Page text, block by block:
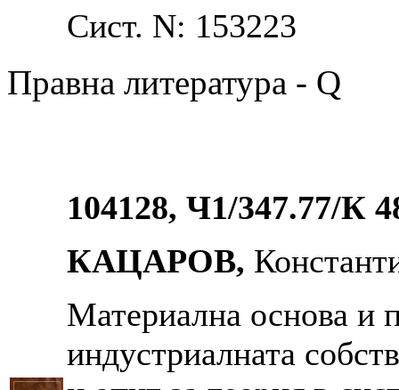
Сист. N: 153223
Правна литература - Q
104128, Ч1/347.77/К
КАЦАРОВ,
Материална основа и
индустриалната